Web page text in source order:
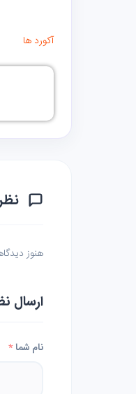
آکورد ها
هنوز
ارسال
نام شما*